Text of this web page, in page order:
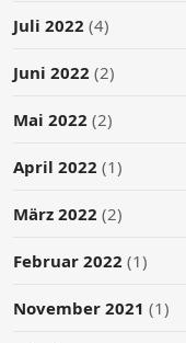
Juli 2022 (4)
Juni 2022 (2)
Mai 2022 (2)
April 2022 (1)
März 2022 (2)
Februar 2022 (1)
November 2021 (1)